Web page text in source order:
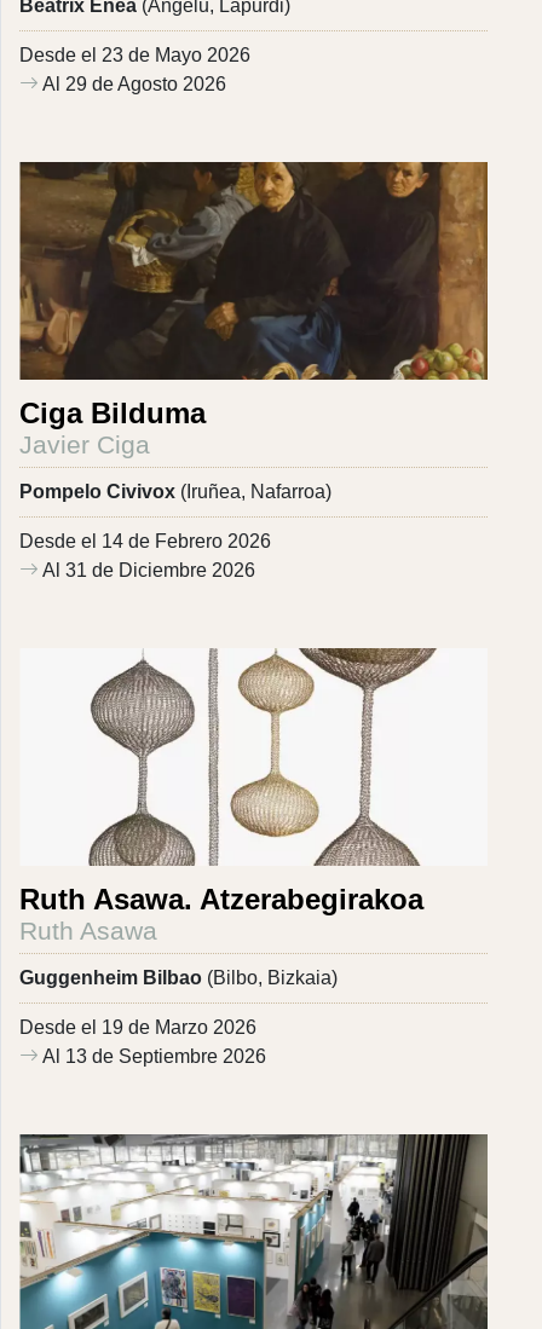
Beatrix Enea (Angelu, Lapurdi)
Desde el 23 de Mayo 2026
Al 29 de Agosto 2026
Ciga Bilduma
Javier Ciga
Pompelo Civivox (Iruñea, Nafarroa)
Desde el 14 de Febrero 2026
Al 31 de Diciembre 2026
Ruth Asawa. Atzerabegirakoa
Ruth Asawa
Guggenheim Bilbao (Bilbo, Bizkaia)
Desde el 19 de Marzo 2026
Al 13 de Septiembre 2026